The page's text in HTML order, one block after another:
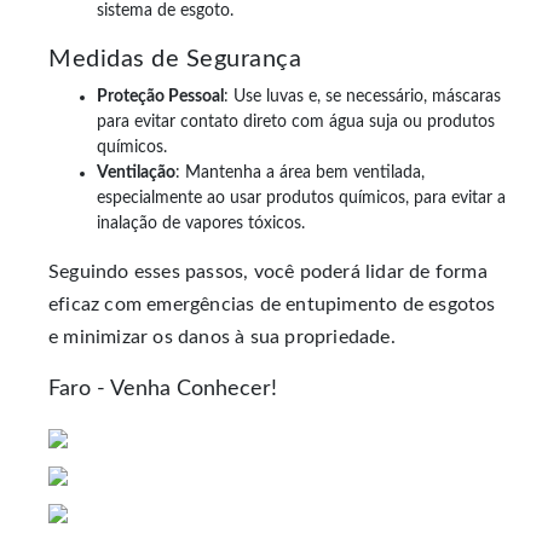
sistema de esgoto.
Medidas de Segurança
Proteção Pessoal : Use luvas e, se necessário, máscaras
para evitar contato direto com água suja ou produtos
químicos.
Ventilação: Mantenha a área bem ventilada,
especialmente ao usar produtos químicos, para evitar a
inalação de vapores tóxicos.
Seguindo esses passos, você poderá lidar de forma
eficaz com emergências de entupimento de esgotos
e minimizar os danos à sua propriedade.
Faro - Venha Conhecer!